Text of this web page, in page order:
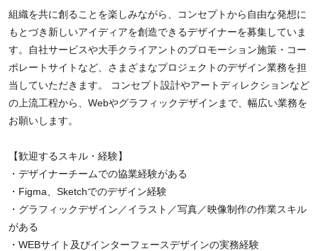
組織を共に創ることを楽しみながら、コンセプトから自由な発想に
もとづき新しいアイディアを創造できるデザイナーを募集していま
す。自社サービスや大手クライアントのプロモーション施策・コー
ポレートサイトなど、さまざまなプロジェクトのデザイン業務を担
当していただきます。 コンセプト設計やアートディレクションなど
の上流工程から、Webやグラフィックデザインまで、幅広い業務を
お願いします。
【歓迎するスキル・経験】
・デザイナーチームでの協業経験がある
・Figma、Sketchでのデザイン経験
・グラフィックデザイン／イラスト／写真／映像制作の作業スキル
がある
・WEBサイト及びインターフェースデザインの実務経験